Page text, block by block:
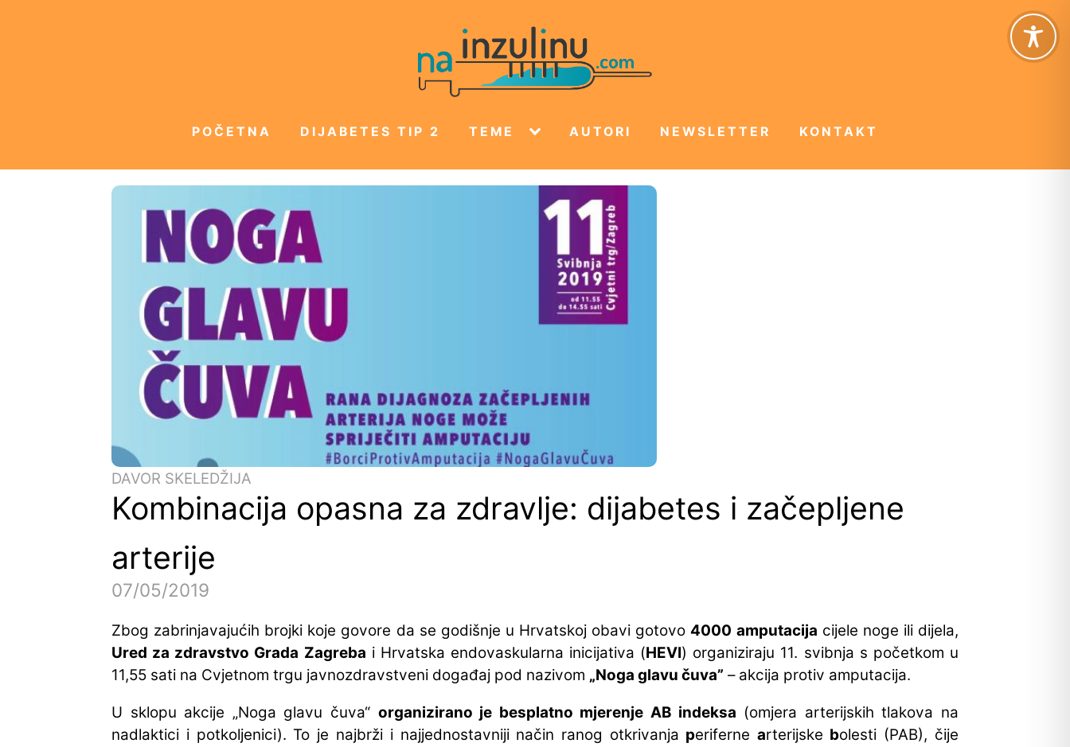
POČETNA DIJABETES TIP 2 TEME AUTORI NEWSLETTER KONTAKT
DAVOR SKELEDŽIJA
Kombinacija opasna za zdravlje: dijabetes i začepljene
arterije
07/05/2019
Zbog zabrinjavajućih brojki koje govore da se godišnje u Hrvatskoj obavi gotovo4000 amputacija cijele noge ili dijela,
Ured za zdravstvo Grada Zagreba i Hrvatska endovaskularna inicijativa (HEVI) organiziraju 11. svibnja s početkom u
11,55 sati na Cvjetnom trgu javnozdravstveni događaj pod nazivom „Noga glavu čuva” – akcija protiv amputacija.
U sklopu akcije „Noga glavu čuva“ organizirano je besplatno mjerenje AB indeksa (omjera arterijskih tlakova na
nadlaktici i potkoljenici). To je najbrži i najjednostavniji način ranog otkrivanja periferne arterijske bolesti (PAB), čije